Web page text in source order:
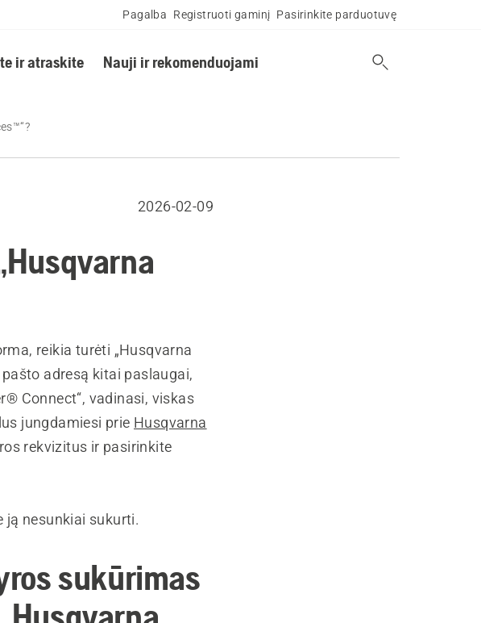
Pagalba Registruoti gaminį Pasirinkite parduotuvę
ir atraskite Nauji ir rekomenduojami
2026-02-09
reikia turėti „Husqvarna
adresą kitai paslaugai,
Connect“, vadinasi, viskas
jungdamiesi prie Husqvarna
rekvizitus ir pasirinkite
ją nesunkiai sukurti.
sukūrimas